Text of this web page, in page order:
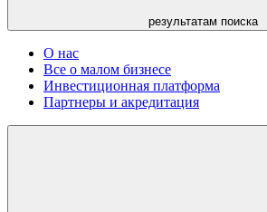
результатам поиска
О нас
Все о малом бизнесе
Инвестиционная платформа
Партнеры и акредитация